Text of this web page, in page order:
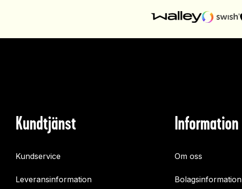
Kundtjänst
Kundservice
Leveransinformation
Information
Om oss
Bolagsinformation